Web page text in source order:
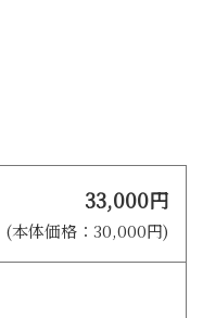
33,000円
(本体価格：30,000円)